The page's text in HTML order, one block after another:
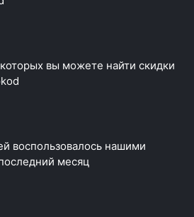
вы можете найти скидки
воспользовалось нашими
месяц